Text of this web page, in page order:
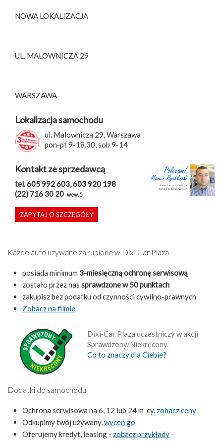
NOWA LOKALIZACJA
UL. MALOWNICZA 29
WARSZAWA
Lokalizacja samochodu
ul. Malownicza 29, Warszawa
pon-pt 9-18.30, sob 9-14
Kontakt ze sprzedawcą
tel. 605 992 603, 603 920 198
(22) 716 30 20 wew. 5
ZAPYTAJ O SZCZEGÓŁY
Każde auto używane zakupione w Dixi-Car Plaza
posiada minimum 3-miesięczną ochronę serwisową
zostało przez nas sprawdzone w 50 punktach
zakupisz bez podatku od czynności cywilno-prawnych
Zobacz na filmie
Dixi‑Car Plaza uczestniczy w akcji
Sprawdzony/Niekręcony.
Co to znaczy dla Ciebie?
Dodatki do samochodu
Ochrona serwisowa na 6, 12 lub 24 m-cy, zobacz ceny
Odkupimy twój używany,wyceń go
Oferujemy kredyt, leasing - zobacz przykłady